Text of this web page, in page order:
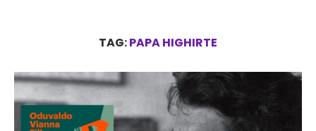
TAG:PAPA HIGHIRTE